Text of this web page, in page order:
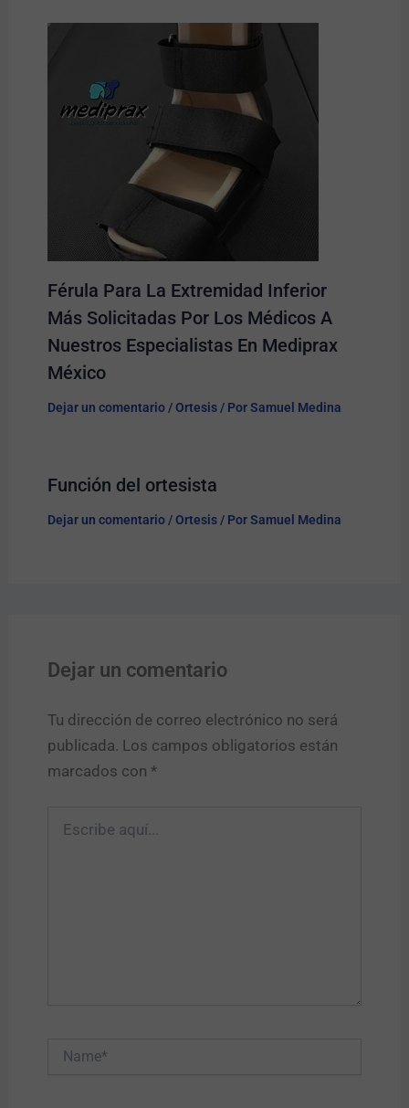
Férula Para La Extremidad Inferior
Más Solicitadas Por Los Médicos A
Nuestros Especialistas En Mediprax
México
Dejar un comentario /Ortesis/ PorSamuel Medina
Función del ortesista
Dejar un comentario /Ortesis/ PorSamuel Medina
Dejar un comentario
Tu dirección de correo electrónico no será
publicada. Los campos obligatorios están
marcados con *
aquí...